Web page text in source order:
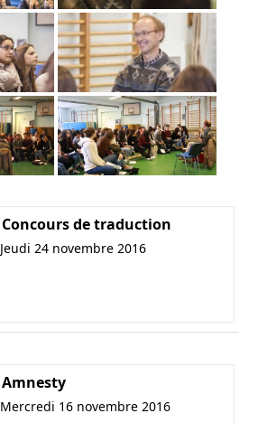
Concours de traduction
Jeudi 24 novembre 2016
Amnesty
Mercredi 16 novembre 2016